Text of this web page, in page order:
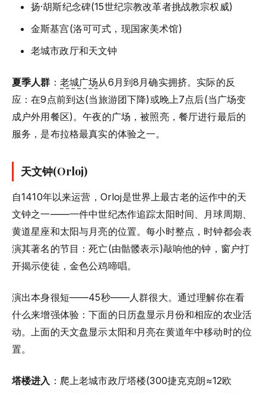
扬·胡斯纪念碑(15世纪宗教改革者挑战教宗权威)
金斯基宫(洛可可式，现国家美术馆)
老城市政厅和天文钟
夏季人群 ： 老城广场从6月到8月确实拥挤。实际的反
应：在9点前到达(当旅游团下降)或晚上7点后(当广场变
成户外用餐区)。午夜的广场，被照亮，餐厅进行最后的
服务，是布拉格最真实的体验之一。
天文钟(Orloj)
自1410年以来运营，Orloj是世界上最古老的运作中的天
文钟之一——一件中世纪杰作追踪太阳时间、月球周期、
黄道星座和太阳与月亮的位置。每小时整点，时钟都会表
演其著名的节目：死亡(由骷髅表示)敲响他的钟，窗户打
开揭示使徒，金色公鸡啼唱。
演出本身很短——45秒——人群很大。通过理解你在看
什么来增强体验：下面的日历盘显示月份和相应的农业活
动。上面的天文盘显示太阳和月亮在黄道年中移动时的位
置。
塔楼进入 ：爬上老城市政厅塔楼(300捷克克朗≈12欧